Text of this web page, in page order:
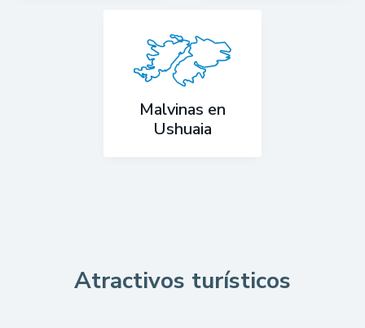
Malvinas en
Ushuaia
Atractivos turísticos